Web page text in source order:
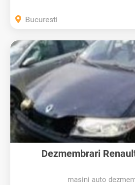
Bucuresti
Dezmembrari
masini auto